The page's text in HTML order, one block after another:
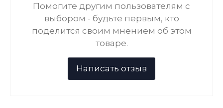
Помогите другим пользователям с
выбором - будьте первым, кто
поделится своим мнением об этом
товаре.